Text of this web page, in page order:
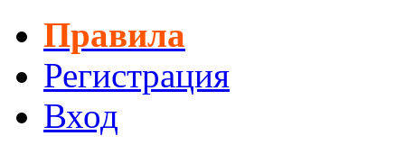
Правила
Регистрация
Вход